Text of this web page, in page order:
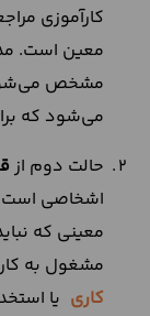
کارآموزی
معین است.
مشخص می‌شود.
می‌شود که
حالت دوم از
اشخاصی است
معینی که
مشغول به کار
کاری یا